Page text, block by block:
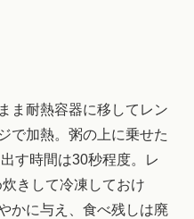
ま耐熱容器に移してレン
で加熱。粥の上に乗せた
す時間は30秒程度。レ
きして冷凍しておけ
かに与え、食べ残しは廃